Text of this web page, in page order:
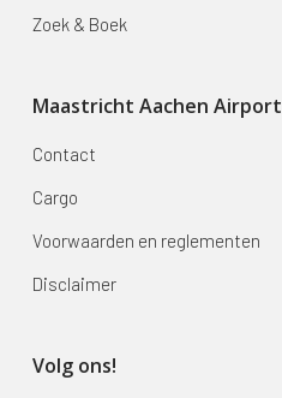
Zoek & Boek
Maastricht Aachen Airport
Contact
Cargo
Voorwaarden en reglementen
Disclaimer
Volg ons!